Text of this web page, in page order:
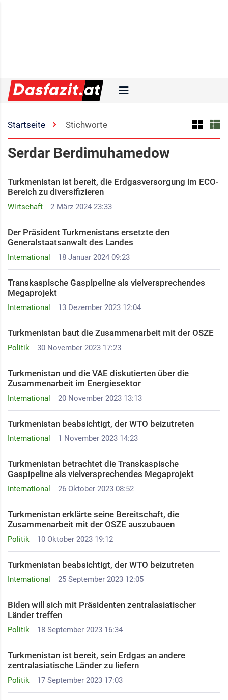
Startseite Stichworte
Serdar Berdimuhamedow
Wirtschaft 2 März 2024 23:33
Turkmenistan ist bereit, die Erdgasversorgung im ECO-
Bereich zu diversifizieren
International 18 Januar 2024 09:23
Der Präsident Turkmenistans ersetzte den
Generalstaatsanwalt des Landes
International 13 Dezember 2023 12:04
Transkaspische Gaspipeline als vielversprechendes
Megaprojekt
Politik 30 November 2023 17:23
Turkmenistan baut die Zusammenarbeit mit der OSZE
International 20 November 2023 13:13
Turkmenistan und die VAE diskutierten über die
Zusammenarbeit im Energiesektor
International 1 November 2023 14:23
Turkmenistan beabsichtigt, der WTO beizutreten
International 26 Oktober 2023 08:52
Turkmenistan betrachtet die Transkaspische
Gaspipeline als vielversprechendes Megaprojekt ​
Politik 10 Oktober 2023 19:12
Turkmenistan erklärte seine Bereitschaft, die
Zusammenarbeit mit der OSZE auszubauen
International 25 September 2023 12:05
Turkmenistan beabsichtigt, der WTO beizutreten
Politik 18 September 2023 16:34
Biden will sich mit Präsidenten zentralasiatischer
Länder treffen
Politik 17 September 2023 17:03
Turkmenistan ist bereit, sein Erdgas an andere
zentralasiatische Länder zu liefern